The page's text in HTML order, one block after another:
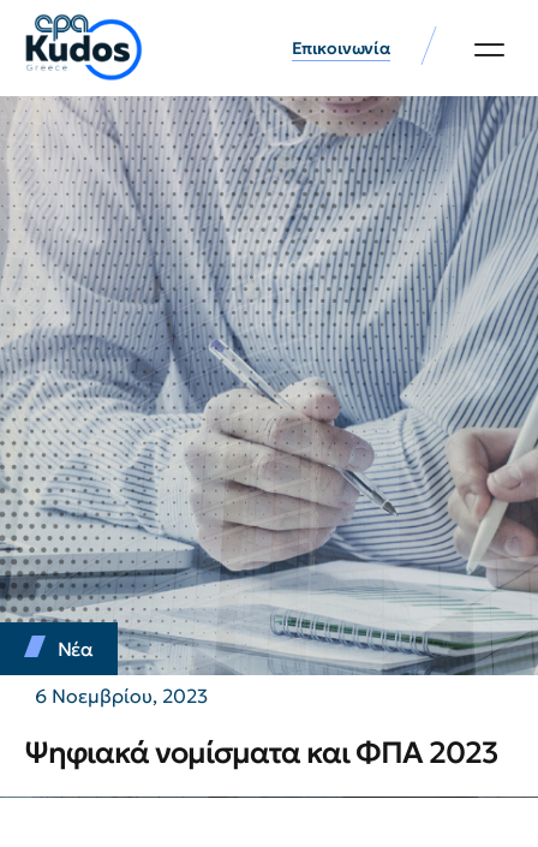
Επικοινωνία
Νέα
6 Νοεμβρίου, 2023
Ψηφιακά νομίσματα και ΦΠΑ 2023